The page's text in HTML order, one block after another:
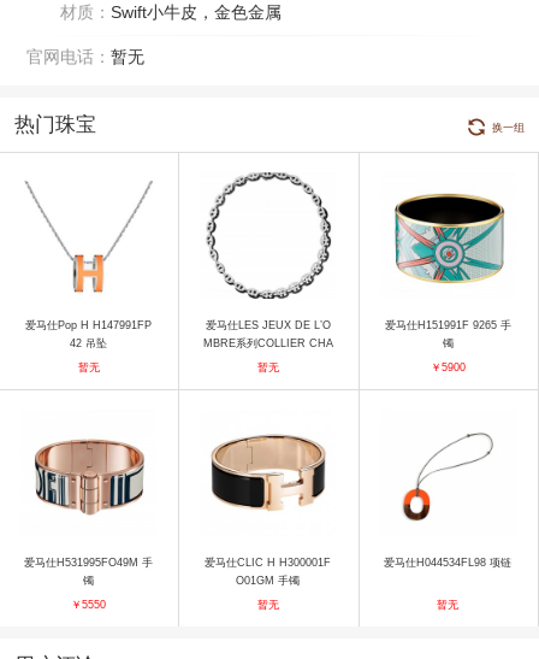
材质： Swift小牛皮，金色金属
官网电话： 暂无
热门珠宝 换一组
爱马仕Pop H H147991FP
42 吊坠
暂无
爱马仕LES JEUX DE L’O
MBRE系列COLLIER CHA
INES D'OMBRE项链 项链
暂无
爱马仕H151991F 9265 手
镯
￥5900
爱马仕H531995FO49M 手
镯
￥5550
爱马仕CLIC H H300001F
O01GM 手镯
暂无
爱马仕H044534FL98 项链
暂无